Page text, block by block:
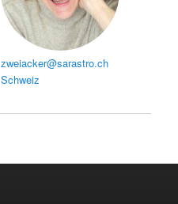
zweiacker@sarastro.ch
Schweiz